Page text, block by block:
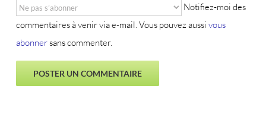
Notifiez-moi des
commentaires à venir via e-mail. Vous pouvez aussi vous
abonnersans commenter.